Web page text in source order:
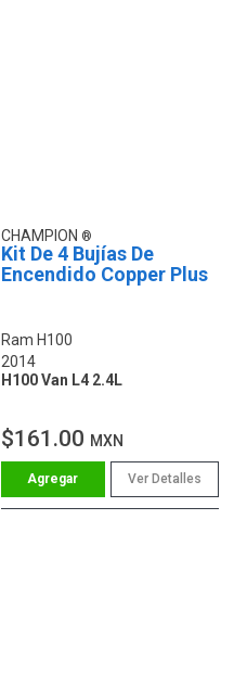
CHAMPION
Kit De 4 Bujías De
Encendido Copper Plus
Ram H100
2014
H100 Van L4 2.4L
$161.00 MXN
Ver Detalles